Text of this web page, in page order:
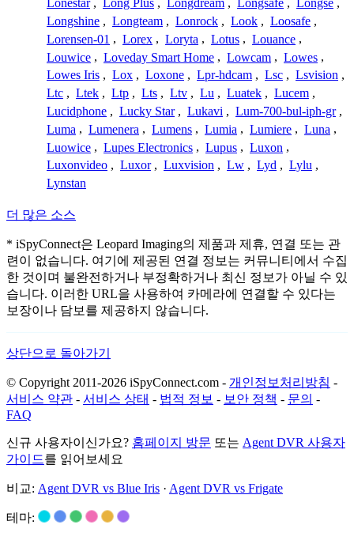
Lonestar , Long Plus , Longdream , Longsafe , Longse ,
Longshine , Longteam , Lonrock , Look , Loosafe ,
Lorensen-01 , Lorex , Loryta , Lotus , Louance ,
Louwice , Loveday Smart Home , Lowcam , Lowes ,
Lowes Iris , Lox , Loxone , Lpr-hdcam , Lsc , Lsvision ,
Ltc , Ltek , Ltp , Lts , Ltv , Lu , Luatek , Lucem ,
Lucidphone , Lucky Star , Lukavi , Lum-700-bul-iph-gr ,
Luma , Lumenera , Lumens , Lumia , Lumiere , Luna ,
Luowice , Lupes Electronics , Lupus , Luxon ,
Luxonvideo , Luxor , Luxvision , Lw , Lyd , Lylu ,
Lynstan
더 많은 소스
* iSpyConnect은 Leopard Imaging의 제품과 제휴, 연결 또는 관
련이 없습니다. 여기에 제공된 연결 정보는 커뮤니티에서 수집
한 것이며 불완전하거나 부정확하거나 최신 정보가 아닐 수 있
습니다. 이러한 URL을 사용하여 카메라에 연결할 수 있다는
보장이나 담보를 제공하지 않습니다.
상단으로 돌아가기
© Copyright 2011-2026 iSpyConnect.com - 개인정보처리방침 -
서비스 약관 - 서비스 상태 - 법적 정보 - 보안 정책 - 문의 -
FAQ
신규 사용자이신가요? 홈페이지 방문 또는 Agent DVR 사용자
가이드를 읽어보세요
비교: Agent DVR vs Blue Iris · Agent DVR vs Frigate
테마: